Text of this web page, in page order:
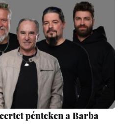
pénteken a Barba